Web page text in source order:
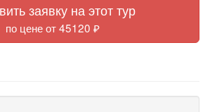
заявку на этот тур
по цене от 45120 ₽